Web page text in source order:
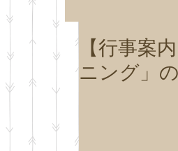
み期間中の「通常
トレーニング」の
【行事案
ニング」